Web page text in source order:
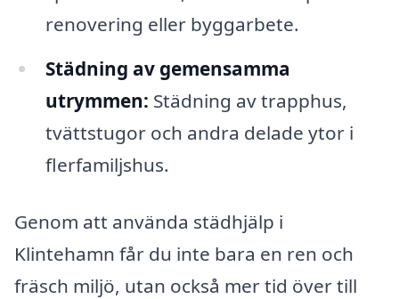
renovering eller byggarbete.
Städning av gemensamma
utrymmen: Städning av trapphus,
tvättstugor och andra delade ytor i
flerfamiljshus.
Genom att använda städhjälp i
Klintehamn får du inte bara en ren och
fräsch miljö, utan också mer tid över till